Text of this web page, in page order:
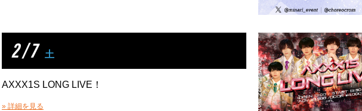
2 / 7 土
AXXX1S LONG LIVE！
» 詳細を見る